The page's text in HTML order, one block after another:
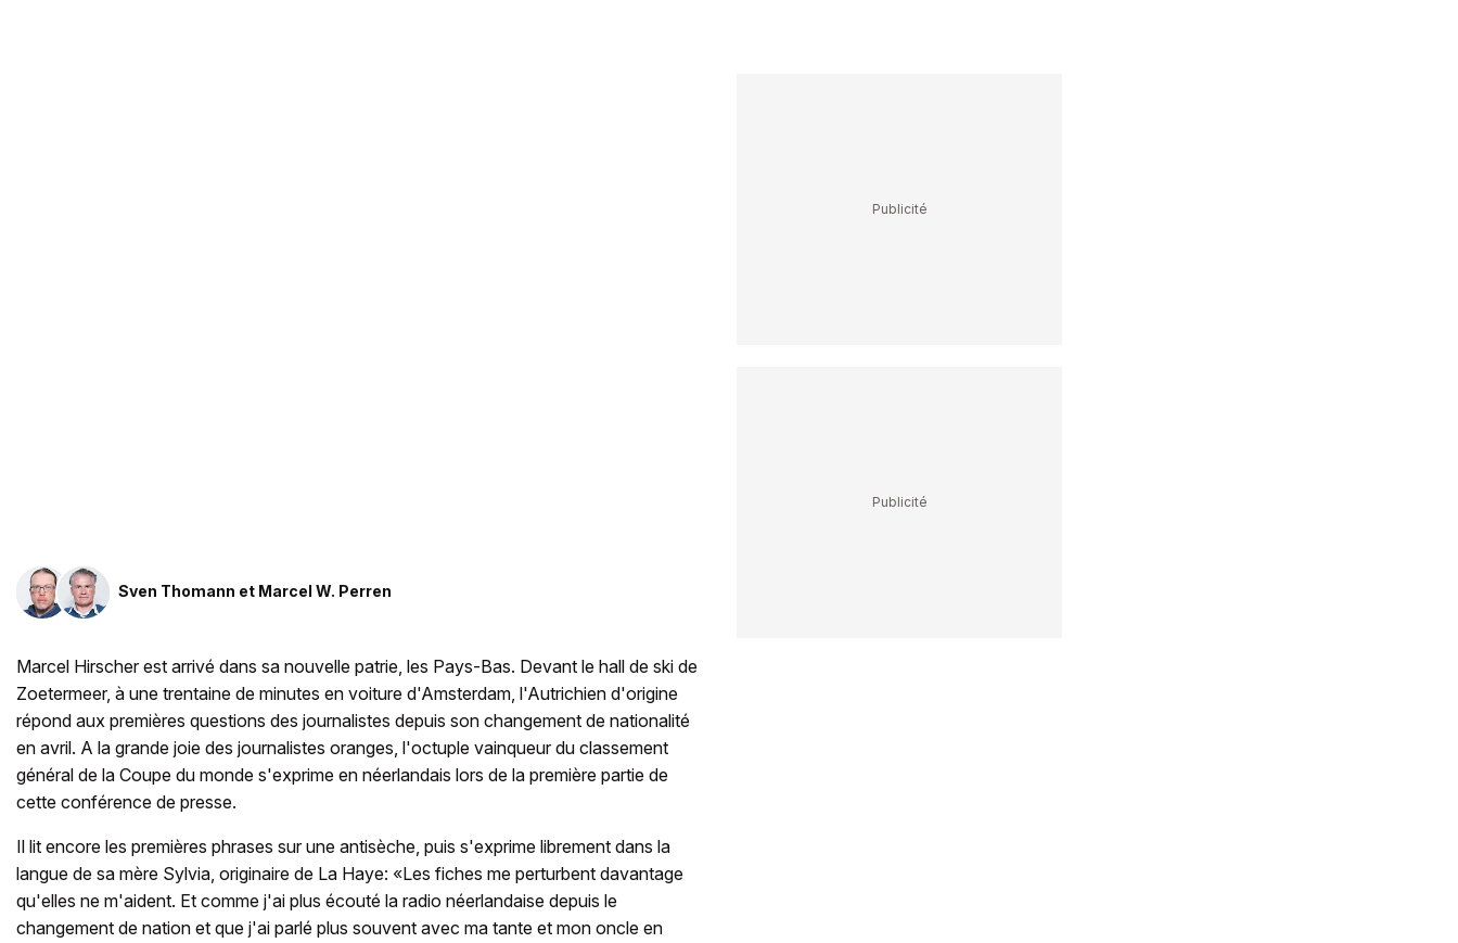
Sven Thomann et Marcel W. Perren
Marcel Hirscher est arrivé dans sa nouvelle patrie, les Pays-Bas. Devant le hall de ski de
Zoetermeer, à une trentaine de minutes en voiture d'Amsterdam, l'Autrichien d'origine
répond aux premières questions des journalistes depuis son changement de nationalité
en avril. A la grande joie des journalistes oranges, l'octuple vainqueur du classement
général de la Coupe du monde s'exprime en néerlandais lors de la première partie de
cette conférence de presse.
Il lit encore les premières phrases sur une antisèche, puis s'exprime librement dans la
langue de sa mère Sylvia, originaire de La Haye: «Les fiches me perturbent davantage
qu'elles ne m'aident. Et comme j'ai plus écouté la radio néerlandaise depuis le
changement de nation et que j'ai parlé plus souvent avec ma tante et mon oncle en